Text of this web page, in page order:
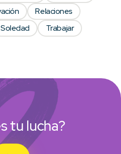
tu lucha?
Relaciones
Soledad
Trabajar